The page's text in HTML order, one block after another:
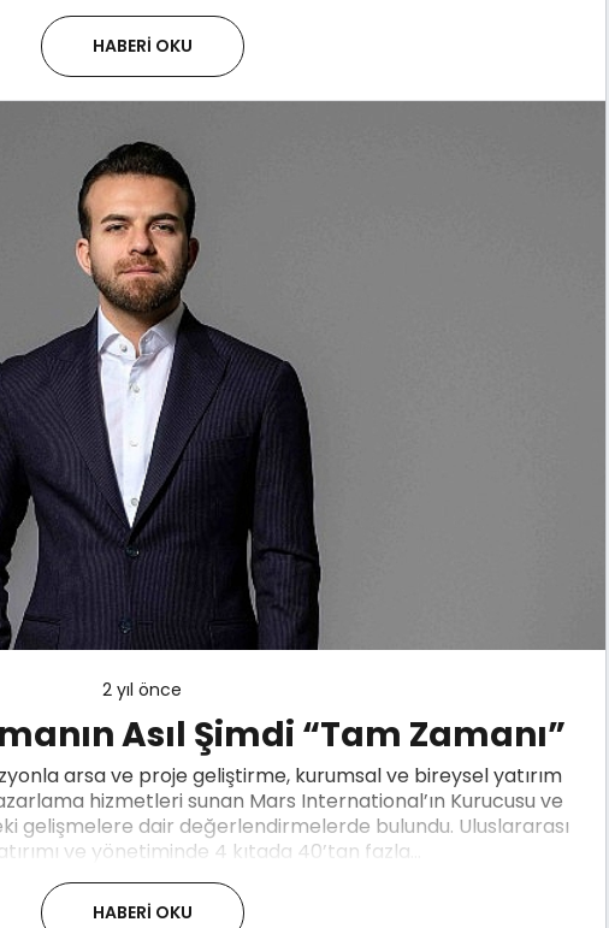
HABERI OKU
2 yıl önce
Asıl Şimdi “Tam Zamanı”
arsa ve proje geliştirme, kurumsal ve bireysel yatırım
hizmetleri sunan Mars International’ın Kurucusu ve
gelişmelere dair değerlendirmelerde bulundu. Uluslararası
ve yönetiminde 4 kıtada 40’tan fazla...
HABERI OKU